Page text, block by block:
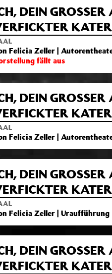
DEIN
Felicia Zeller |
fällt aus
DEIN
Felicia Zeller |
DEIN
Felicia Zeller | Uraufführung
DEIN